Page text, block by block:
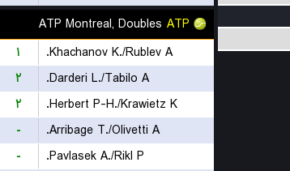
ATP
ATP Montreal, Doubles
Khachanov K./Rublev A.
۱
Darderi L./Tabilo A.
۲
Herbert P-H./Krawietz K.
۲
Arribage T./Olivetti A.
-
Pavlasek A./Rikl P.
-